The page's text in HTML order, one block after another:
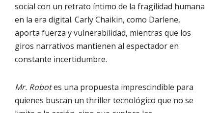
social con un retrato íntimo de la fragilidad humana
en la era digital. Carly Chaikin, como Darlene,
aporta fuerza y vulnerabilidad, mientras que los
giros narrativos mantienen al espectador en
constante incertidumbre.
Mr. Robotes una propuesta imprescindible para
quienes buscan un thriller tecnológico que no se